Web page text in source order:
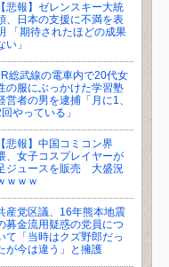
【悲報】ゼレンスキー大統
、日本の支援に不満を表
「期待されたほどの成果
い」
総武線の電車内で20代女
の服にぶっかけた学習塾
営者の男を逮捕「月に1、
やっている」
【悲報】中国コミコン界
、女子コスプレイヤーが
ジュースを販売 大盛況
ｗｗｗ
産党区議、16年熊本地震
募金流用疑惑の党員につ
て「当時はクズ野郎だっ
が今は違う」と擁護